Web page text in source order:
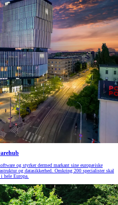
og styrker dermed markant sine europæiske
og datasikkerhed. Omkring 200 specialister skal
hele Europa.